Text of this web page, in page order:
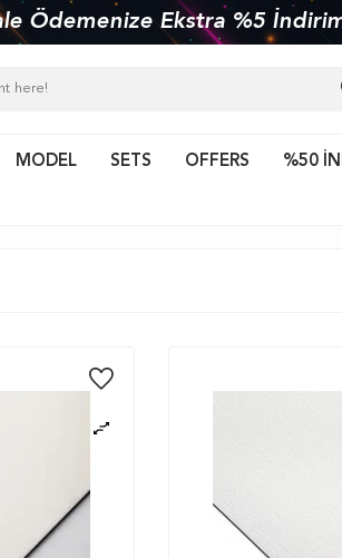
Ödemenize Ekstra %5
MODEL SETS OFFERS %50